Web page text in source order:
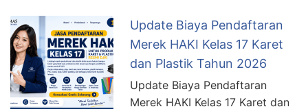
Update Biaya Pendaftaran
Merek HAKI Kelas 17 Karet
dan Plastik Tahun 2026
Update Biaya Pendaftaran
Merek HAKI Kelas 17 Karet dan